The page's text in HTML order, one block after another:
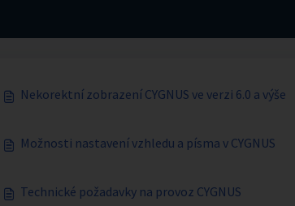
Nekorektní zobrazení CYGNUS ve verzi 6.0 a výše
Možnosti nastavení vzhledu a písma v CYGNUS
Technické požadavky na provoz CYGNUS